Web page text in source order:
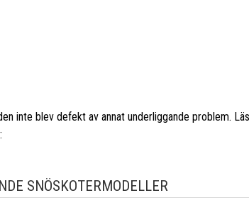
inte blev defekt av annat underliggande problem.
SNÖSKOTERMODELLER